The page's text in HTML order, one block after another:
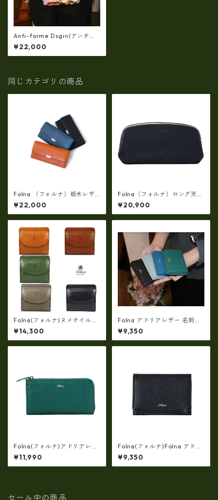
Anti-forme Dsgin(アンチフ
ォルムデザイン)【日本製】
【ソフトカンガルー革】（4co
lor）手絞り染め・がま口長財
¥22,000
同じカテゴリの商品
Folna （フォルナ）栃木レザ
ー フラップ長財布 / No.29938
93
¥22,000
Folna（フォルナ）ロング天溝
がま口長財布(牛革製・日本
製）fo-2993878
¥20,900
Folna(フォルナ)ヌメオイルシ
ュリンク 二つ折り財布 (日本
製） fo-2993801
¥14,300
Folna アドリアレザー 名刺入
れ・カードケース / No.29939
09
¥9,350
Folna(フォルナ)アドリアレザ
ー フラグメントケース ・FOL
NA fo-2993910
¥11,990
Folna(フォルナ)Folna アドリ
アレザー 名刺入れ・カードケ
ース FOLNA fo-2993909
¥9,350
セール中の商品